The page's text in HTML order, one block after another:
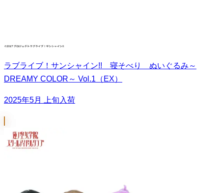
ラブライブ！サンシャイン!! 寝そべり ぬいぐるみ～
DREAMY COLOR～ Vol.1（EX）
2025年5月 上旬入荷